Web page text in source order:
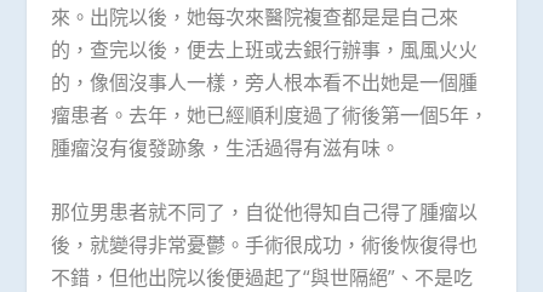
來。出院以後，她每次來醫院複查都是是自己來
的，查完以後，便去上班或去銀行辦事，風風火火
的，像個沒事人一樣，旁人根本看不出她是一個腫
瘤患者。去年，她已經順利度過了術後第一個5年，
腫瘤沒有復發跡象，生活過得有滋有味。
那位男患者就不同了，自從他得知自己得了腫瘤以
後，就變得非常憂鬱。手術很成功，術後恢復得也
不錯，但他出院以後便過起了“與世隔絕”、不是吃